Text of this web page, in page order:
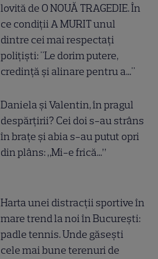
lovită de O NOUĂ TRAGEDIE. În
ce condiții A MURIT unul
dintre cei mai respectați
polițiști: "Le dorim putere,
credință și alinare pentru a..."
Daniela și Valentin, în pragul
despărțirii? Cei doi s-au strâns
în brațe și abia s-au putut opri
din plâns: „Mi-e frică...”
Harta unei distracții sportive în
mare trend la noi în București:
padle tennis. Unde găsești
cele mai bune terenuri de